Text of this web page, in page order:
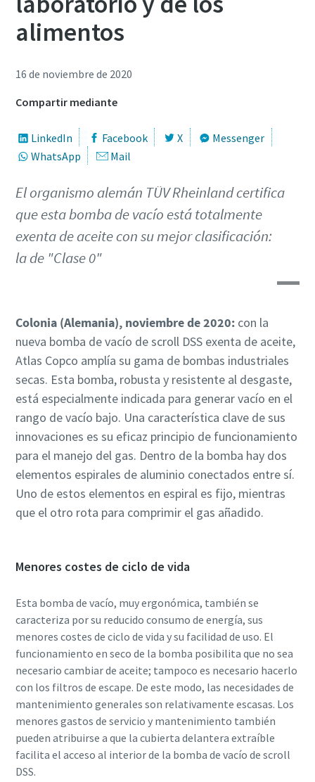
alimentos
16 de noviembre de 2020
Compartir mediante
LinkedIn Facebook X
Messenger
WhatsApp
Mail
El organismo alemán TÜV Rheinland certifica
que esta bomba de vacío está totalmente
exenta de aceite con su mejor clasificación:
la de "Clase 0"
Colonia (Alemania), noviembre de 2020:con la
nueva bomba de vacío de scroll DSS exenta de aceite,
Atlas Copco amplía su gama de bombas industriales
secas. Esta bomba, robusta y resistente al desgaste,
está especialmente indicada para generar vacío en el
rango de vacío bajo. Una característica clave de sus
innovaciones es su eficaz principio de funcionamiento
para el manejo del gas. Dentro de la bomba hay dos
elementos espirales de aluminio conectados entre sí.
Uno de estos elementos en espiral es fijo, mientras
que el otro rota para comprimir el gas añadido.
Menores costes de ciclo de vida
Esta bomba de vacío, muy ergonómica, también se
caracteriza por su reducido consumo de energía, sus
menores costes de ciclo de vida y su facilidad de uso. El
funcionamiento en seco de la bomba posibilita que no sea
necesario cambiar de aceite; tampoco es necesario hacerlo
con los filtros de escape. De este modo, las necesidades de
mantenimiento generales son relativamente escasas. Los
menores gastos de servicio y mantenimiento también
pueden atribuirse a que la cubierta delantera extraíble
facilita el acceso al interior de la bomba de vacío de scroll
DSS.
Información personal
Apellido
Email
Teléfono
Información adicional
País
Calle
Ciudad
Código postal
Al enviar esta solicitud, Atlas
Copco podrá ponerse en contacto
Información personal
Apellido
Email
Teléfono
Información adicional
País
Calle
Ciudad
Código postal
Al enviar esta solicitud, Atlas
Copco podrá ponerse en contacto
Información personal
Apellido
Email
Teléfono
Información adicional
País
Calle
Ciudad
Código postal
Al enviar esta solicitud, Atlas
Copco podrá ponerse en contacto